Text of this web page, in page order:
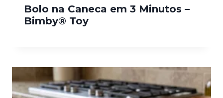
Bolo na Caneca em 3 Minutos –
Bimby® Toy